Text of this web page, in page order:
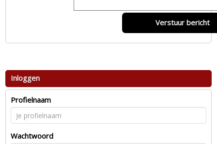
Verstuur bericht
Inloggen
Profielnaam
Wachtwoord